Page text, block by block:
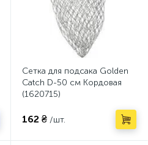
Сетка для подсака Golden
Catch D-50 см Кордовая
(1620715)
162 ₴ /шт.